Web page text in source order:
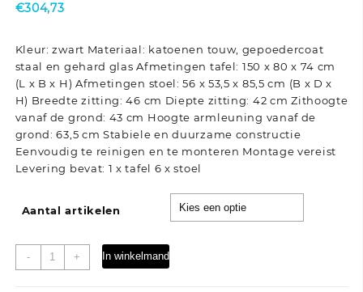
€304,73
Kleur: zwart Materiaal: katoenen touw, gepoedercoat
staal en gehard glas Afmetingen tafel: 150 x 80 x 74 cm
(L x B x H) Afmetingen stoel: 56 x 53,5 x 85,5 cm (B x D x
H) Breedte zitting: 46 cm Diepte zitting: 42 cm Zithoogte
vanaf de grond: 43 cm Hoogte armleuning vanaf de
grond: 63,5 cm Stabiele en duurzame constructie
Eenvoudig te reinigen en te monteren Montage vereist
Levering bevat: 1 x tafel 6 x stoel
Aantal artikelen
-
delige
+ In winkelmand